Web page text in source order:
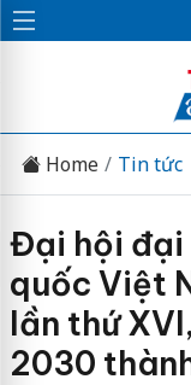
Home Tin tức
Đại hội đại
quốc Việt
lần thứ
2030